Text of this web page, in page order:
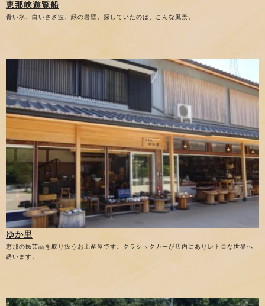
恵那峡遊覧船
青い水、白いさざ波、緑の岩壁。探していたのは、こんな風景。
ゆか里
恵那の民芸品を取り扱うお土産屋です。クラシックカーが店内にありレトロな世界へ
誘います。